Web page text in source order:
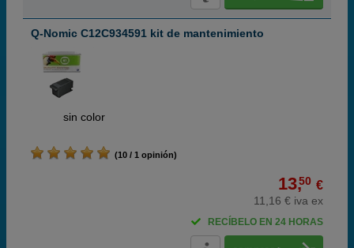
Q-Nomic C12C934591 kit de mantenimiento
sin color
(10 / 1 opinión)
13,50 €
11,16 € iva ex
RECÍBELO EN 24 HORAS